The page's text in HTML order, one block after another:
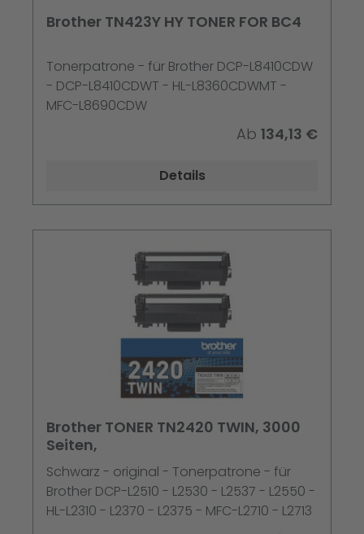
Brother TN423Y HY TONER FOR BC4
Tonerpatrone - für Brother DCP-L8410CDW
- DCP-L8410CDWT - HL-L8360CDWMT -
MFC-L8690CDW
Ab 134,13 €
Details
Brother TONER TN2420 TWIN, 3000
Seiten,
Schwarz - original - Tonerpatrone - für
Brother DCP-L2510 - L2530 - L2537 - L2550 -
HL-L2310 - L2370 - L2375 - MFC-L2710 - L2713